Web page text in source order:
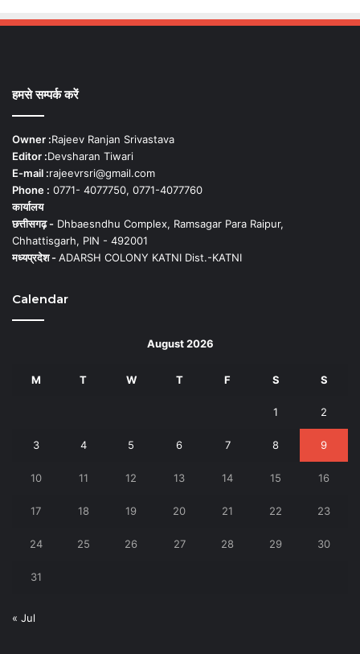
हमसे सम्पर्क करें
Owner :Rajeev Ranjan Srivastava
Editor :Devsharan Tiwari
E-mail :rajeevrsri@gmail.com
Phone : 0771- 4077750, 0771-4077760
कार्यालय
छत्तीसगढ़ - Dhbaesndhu Complex, Ramsagar Para Raipur,
Chhattisgarh, PIN - 492001
मध्यप्रदेश -ADARSH COLONY KATNI Dist.-KATNI
Calendar
August 2026
M T W T F S S
1 2
3 4 5 6 7 8 9
10 11 12 13 14 15 16
17 18 19 20 21 22 23
24 25 26 27 28 29 30
31
« Jul